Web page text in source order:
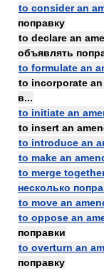
to consider an
поправку
to declare an
объявлять
to formulate an
to incorporate
в...
to initiate an
to insert an
to introduce an
to make an
to merge
несколько
to move an
to oppose an
поправки
to overturn an
поправку